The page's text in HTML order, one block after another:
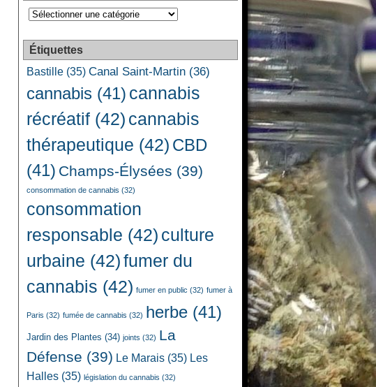
Catégories
Étiquettes
Bastille (35) Canal Saint-Martin (36)
cannabis (41) cannabis
récréatif (42) cannabis
thérapeutique (42) CBD
(41) Champs-Élysées (39)
consommation de cannabis (32)
consommation
responsable (42) culture
urbaine (42)fumer du
cannabis (42) fumer en public (32) fumer à
Paris (32) fumée de cannabis (32) herbe (41)
Jardin des Plantes (34) joints (32) La
Défense (39) Le Marais (35) Les
Halles (35) législation du cannabis (32)